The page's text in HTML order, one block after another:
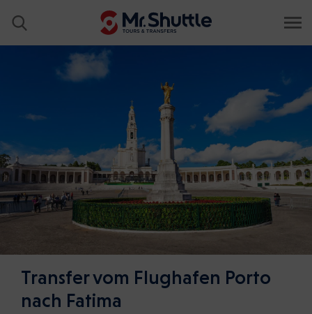
Transfer vom Flughafen Porto
nach Fatima